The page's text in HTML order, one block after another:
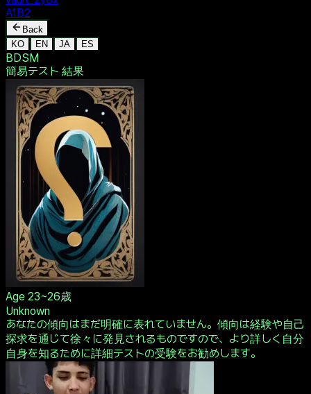
New Vault
SHARED
🔒
private_01
3
vault_2y8x
A1B2
Back
KO
EN JA ES
BDSM
簡易テスト
結果